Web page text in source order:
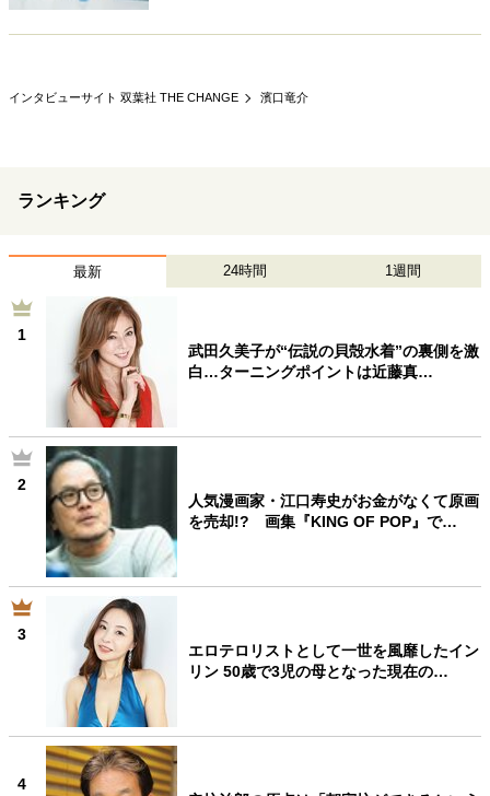
私を彩るエッセンス
70代のグランドデザイン
インタビューサイト 双葉社 THE CHANGE 濱口竜介
ランキング
最新 24時間 1週間
1
武田久美子が“伝説の貝殻水着”の裏側を激
白…ターニングポイントは近藤真…
2
人気漫画家・江口寿史がお金がなくて原画
を売却!? 画集『KING OF POP』で…
3
エロテロリストとして一世を風靡したイン
リン 50歳で3児の母となった現在の…
4